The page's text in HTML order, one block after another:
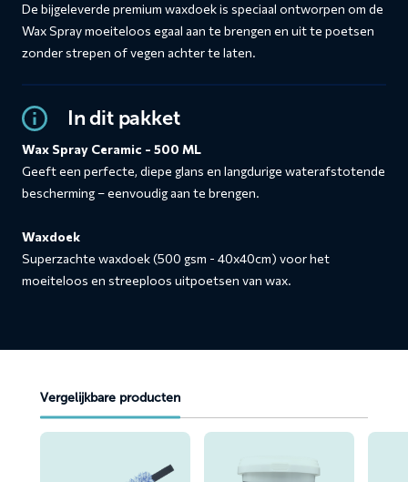
De bijgeleverde premium waxdoek is speciaal ontworpen om de
Wax Spray moeiteloos egaal aan te brengen en uit te poetsen
zonder strepen of vegen achter te laten.
In dit pakket
Wax Spray Ceramic - 500 ML
Geeft een perfecte, diepe glans en langdurige waterafstotende
bescherming – eenvoudig aan te brengen.
Waxdoek
Superzachte waxdoek (500 gsm - 40x40cm) voor het
moeiteloos en streeploos uitpoetsen van wax.
Vergelijkbare producten
Lees
Lees
Lees